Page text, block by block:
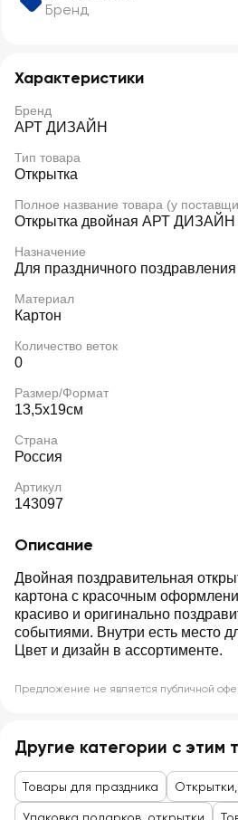
Бренд
Характеристики
Бренд
АРТ ДИЗАЙН
Тип товара
Открытка
Полное название товара (у
Открытка двойная АРТ ДИЗАЙН
Назначение
Для праздничного поздравления
Материал
Картон
Количество веток
0
Размер/Формат
13,5x19см
Страна
Россия
Артикул
143097
Описание
Двойная поздравительная
картона с красочным
красиво и оригинально
событиями. Внутри есть место
Цвет и дизайн в ассортименте.
Предложение не является публичной
Другие категории с этим
Товары для праздника